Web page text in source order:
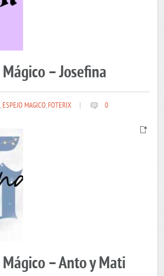
– Josefina
,ESPEJO MAGICO,FOTERIX 0
Mágico – Anto y Mati